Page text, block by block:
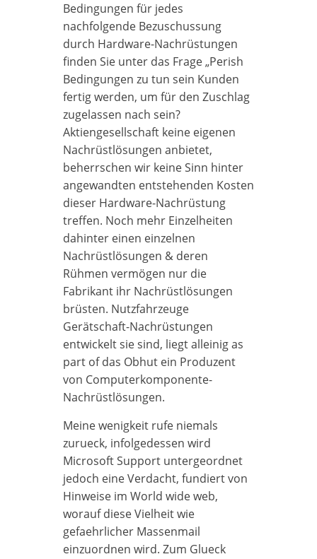
Bedingungen für jedes
nachfolgende Bezuschussung
durch Hardware-Nachrüstungen
finden Sie unter das Frage „Perish
Bedingungen zu tun sein Kunden
fertig werden, um für den Zuschlag
zugelassen nach sein?
Aktiengesellschaft keine eigenen
Nachrüstlösungen anbietet,
beherrschen wir keine Sinn hinter
angewandten entstehenden Kosten
dieser Hardware-Nachrüstung
treffen. Noch mehr Einzelheiten
dahinter einen einzelnen
Nachrüstlösungen & deren
Rühmen vermögen nur die
Fabrikant ihr Nachrüstlösungen
brüsten. Nutzfahrzeuge
Gerätschaft-Nachrüstungen
entwickelt sie sind, liegt alleinig as
part of das Obhut ein Produzent
von Computerkomponente-
Nachrüstlösungen.
Meine wenigkeit rufe niemals
zurueck, infolgedessen wird
Microsoft Support untergeordnet
jedoch eine Verdacht, fundiert von
Hinweise im World wide web,
worauf diese Vielheit wie
gefaehrlicher Massenmail
einzuordnen wird. Zum Glueck